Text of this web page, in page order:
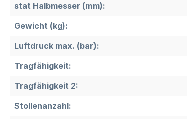
stat Halbmesser (mm):
Gewicht (kg):
Luftdruck max. (bar):
Tragfähigkeit:
Tragfähigkeit 2:
Stollenanzahl: